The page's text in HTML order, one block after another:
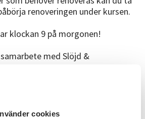
cookies
renoveringen under kursen.
klockan 9 på morgonen!
med Slöjd &
och hantverkare.